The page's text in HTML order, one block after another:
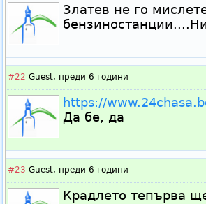
Златев не го
#22 Guest, преди 6 години
https://
Да бе, да
#23 Guest, преди 6 години
Крадлето тепърва